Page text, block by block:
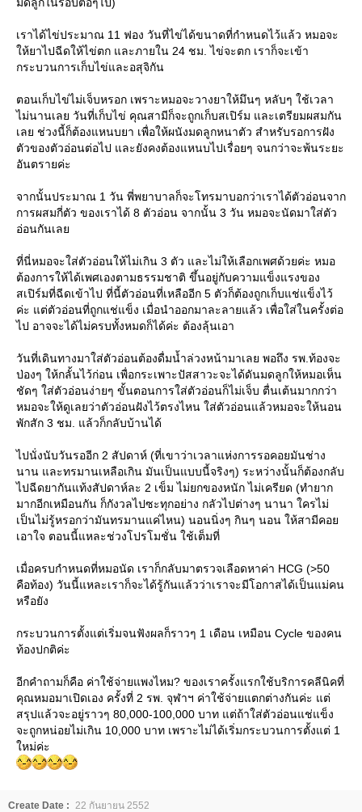
เราได้ไข่ประมาณ 11 ฟอง วันที่ไข่ได้ขนาดที่กำหนดไว้แล้ว หมอจะ
ห้ยาไปฉีดให้ไข่ตก และภายใน 24 ชม. ไข่จะตก เราก็จะเข้า
กระบวนการเก็บไข่และอสุจิกัน
ตอนเก็บไข่ไม่เจ็บหรอก เพราะหมอจะวางยาให้มึนๆ หลับๆ ใช้เวลา
ไม่นานเลย วันที่เก็บไข่ คุณสามีก็จะถูกเก็บสเปิร์ม และเตรียมผสมกัน
เลย ช่วงนี้ก็ต้องแหนบยา เพื่อให้ผนังมดลูกหนาตัว สำหรับรอการฝัง
ตัวของตัวอ่อนต่อไป และยังคงต้องแหนบไปเรื่อยๆ จนกว่าจะพ้นระยะ
อันตรายค่ะ
จากนั้นประมาณ 1 วัน พี่พยาบาลก็จะโทรมาบอกว่าเราได้ตัวอ่อนจาก
การผสมกี่ตัว ของเราได้ 8 ตัวอ่อน จากนั้น 3 วัน หมอจะนัดมาใส่ตัว
อ่อนกันเล
ที่นี่หมอจะใส่ตัวอ่อนให้ไม่เกิน 3 ตัว และไม่ให้เลือกเพศด้วยค่ะ หมอ
ต้องการให้ได้เพศเองตามธรรมชาติ ขึ้นอยู่กับความแข็งแรงของ
สเปิร์มที่ฉีดเข้าไป ที่นี้ตัวอ่อนที่เหลืออีก 5 ตัวก็ต้องถูกเก็บแช่แข็งไว้
ค่ะ แต่ตัวอ่อนที่ถูกแช่แข็ง เมื่อนำออกมาละลายแล้ว เพื่อใส่ในครั้งต่อ
ไป อาจจะได้ไม่ครบทั้งหมดก็ได้ค่ะ ต้องลุ้นเอา
วันที่เดินทางมาใส่ตัวอ่อนต้องดื่มน้ำล่วงหน้ามาเลย พอถึง รพ.ท้องจะ
ป่องๆ ให้กลั้นไว้ก่อน เพื่อกระเพาะปัสสาวะจะได้ดันมดลูกให้หมอเห็น
ชัดๆ ใส่ตัวอ่อนง่ายๆ ขั้นตอนการใส่ตัวอ่อนก็ไม่เจ็บ ตื่นเต้นมากกว่า
หมอจะให้ดูเลยว่าตัวอ่อนฝังไว้ตรงไหน ใส่ตัวอ่อนแล้วหมอจะให้นอน
พักสัก 3 ชม. แล้วก็กลับบ้านได้
ไปนั่งนับวันรออีก 2 สัปดาห์ (ที่เขาว่าเวลาแห่งการรอคอยมันช่าง
นาน และทรมานเหลือเกิน มันเป็นแบบนี้จริงๆ) ระหว่างนั้นก็ต้องกลับ
ไปฉีดยากันแท้งสัปดาห์ละ 2 เข็ม ไม่ยกของหนัก ไม่เครียด (ทำยาก
มากอีกเหมือนกัน ก็กังวลไปซะทุกอย่าง กลัวไปต่างๆ นานา ใครไม่
เป็นไม่รู้หรอกว่ามันทรมานแค่ไหน) นอนนิ่งๆ กินๆ นอน ให้สามีคอ
เอาใจ ตอนนี้แหละช่วงโปรโมชั่น ใช้เต็มที่
เมื่อครบกำหนดที่หมอนัด เราก็กลับมาตรวจเลือดหาค่า HCG (>50
คือท้อง) วันนี้แหละเราก็จะได้รู้กันแล้วว่าเราจะมีโอกาสได้เป็นแม่คน
หรือยัง
กระบวนการตั้งแต่เริ่มจนฟังผลก็ราวๆ 1 เดือน เหมือน Cycle ของคน
ท้องปกติค่ะ
อีกคำถามก็คือ ค่าใช้จ่ายแพงไหม? ของเราครั้งแรกใช้บริการคลีนิคที่
คุณหมอมาเปิดเอง ครั้งที่ 2 รพ. จุฬาฯ ค่าใช้จ่ายแตกต่างกันค่ะ แต่
สรุปแล้วจะอยู่ราวๆ 80,000-100,000 บาท แต่ถ้าใส่ตัวอ่อนแช่แข็ง
จะถูกหน่อยไม่เกิน 10,000 บาท เพราะไม่ได้เริ่มกระบวนการตั้งแต่ 1
หม่ค่ะ
Create Date : 22 กันยายน 2552